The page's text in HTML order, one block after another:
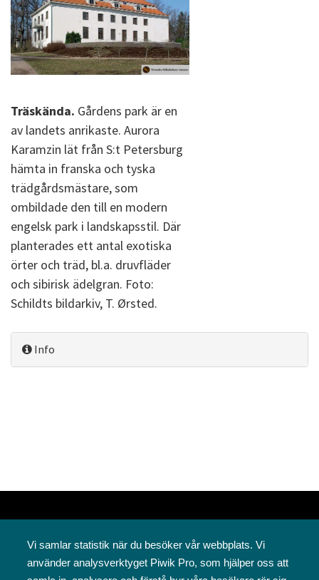
Träskända. Gårdens park är en
av landets anrikaste. Aurora
Karamzin lät från S:t Petersburg
hämta in franska och tyska
trädgårdsmästare, som
ombildade den till en modern
engelsk park i landskapsstil. Där
planterades ett antal exotiska
örter och träd, bl.a. druvfläder
och sibirisk ädelgran. Foto:
Schildts bildarkiv, T. Ørsted.
Info
Vi samlar statistik när du besöker vår webbplats. Vi
använder analysverktyget Piwik Pro, som hjälper oss att